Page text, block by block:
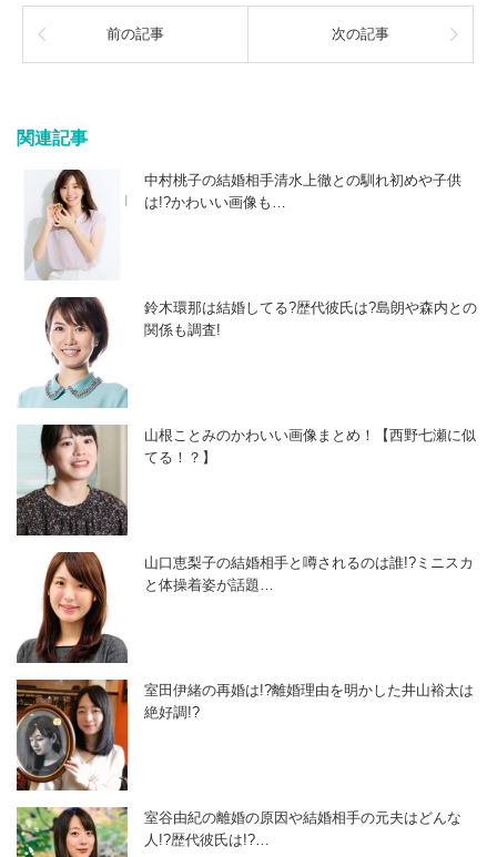
前の記事 次の記事
関連記事
中村桃子の結婚相手清水上徹との馴れ初めや子供
は!?かわいい画像も…
鈴木環那は結婚してる?歴代彼氏は?島朗や森内との
関係も調査!
山根ことみのかわいい画像まとめ！【西野七瀬に似
てる！？】
山口恵梨子の結婚相手と噂されるのは誰!?ミニスカ
と体操着姿が話題…
室田伊緒の再婚は!?離婚理由を明かした井山裕太は
絶好調!?
室谷由紀の離婚の原因や結婚相手の元夫はどんな
人!?歴代彼氏は!?…